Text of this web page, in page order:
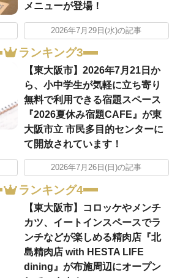
メニューが登場！
2026年7月29日(水)の記事
ランキング3
【東大阪市】2026年7月21日か
ら、小中学生が気軽に立ち寄り
無料で利用できる宿題スペース
『2026夏休み宿題CAFE』が東
大阪市立 市民多目的センターに
て開放されています！
2026年7月26日(日)の記事
ランキング4
【東大阪市】コロッケやメンチ
カツ、イートインスペースでラ
ンチなどが楽しめる精肉店『北
島精肉店 with HESTA LIFE
dining』が布施周辺にオープン